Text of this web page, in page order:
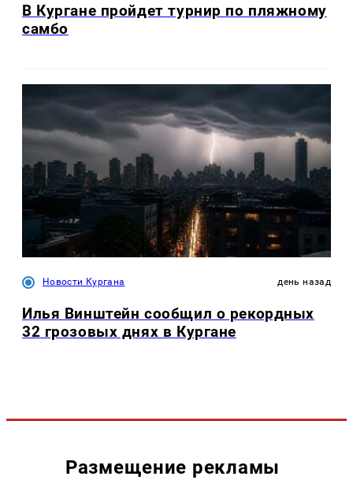
В Кургане пройдет турнир по пляжному
самбо
Новости Кургана день назад
Илья Винштейн сообщил о рекордных
32 грозовых днях в Кургане
Размещение рекламы